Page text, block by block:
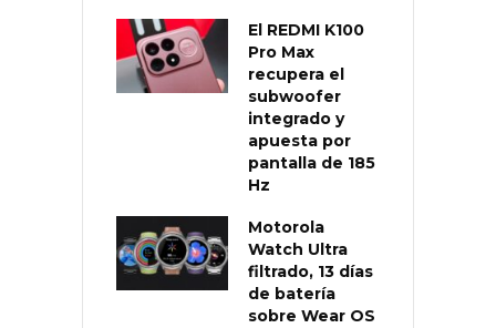
El REDMI K100
Pro Max
recupera el
subwoofer
integrado y
apuesta por
pantalla de 185
Hz
Motorola
Watch Ultra
filtrado, 13 días
de batería
sobre Wear OS